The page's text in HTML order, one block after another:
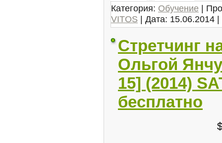
Категория: Обучение |
VITOS | Дата: 15.06.2014 |
Стретчинг
Ольгой
15] (2014)
бесплатно